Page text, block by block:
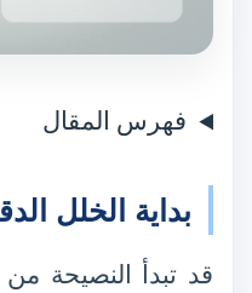
فهرس المقال
بداية الخلل
قد تبدأ النصيحة